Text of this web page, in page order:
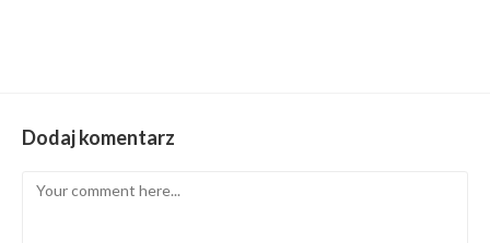
Dodaj komentarz